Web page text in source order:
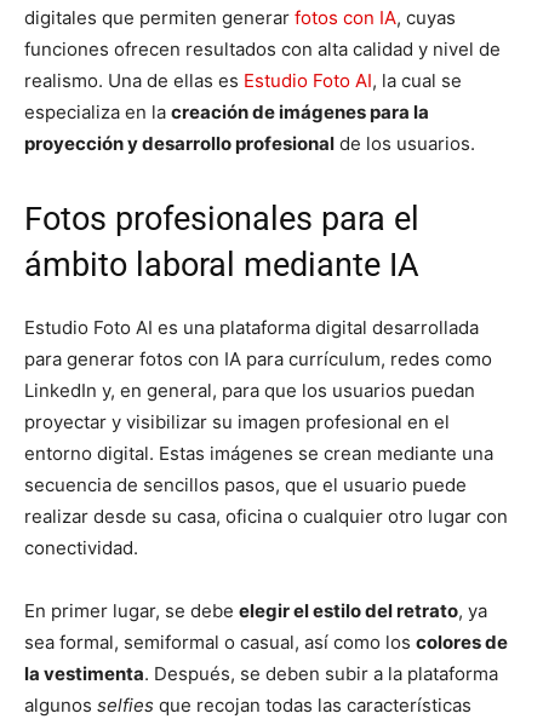
digitales que permiten generar fotos con IA, cuyas
funciones ofrecen resultados con alta calidad y nivel de
realismo. Una de ellas es Estudio Foto AI, la cual se
especializa en la creación de imágenes para la
proyección y desarrollo profesional de los usuarios.
Fotos profesionales para el
ámbito laboral mediante IA
Estudio Foto AI es una plataforma digital desarrollada
para generar fotos con IA para currículum, redes como
LinkedIn y, en general, para que los usuarios puedan
proyectar y visibilizar su imagen profesional en el
entorno digital. Estas imágenes se crean mediante una
secuencia de sencillos pasos, que el usuario puede
realizar desde su casa, oficina o cualquier otro lugar con
conectividad.
En primer lugar, se debe elegir el estilo del retrato, ya
sea formal, semiformal o casual, así como los colores de
la vestimenta. Después, se deben subir a la plataforma
algunos selfies que recojan todas las características